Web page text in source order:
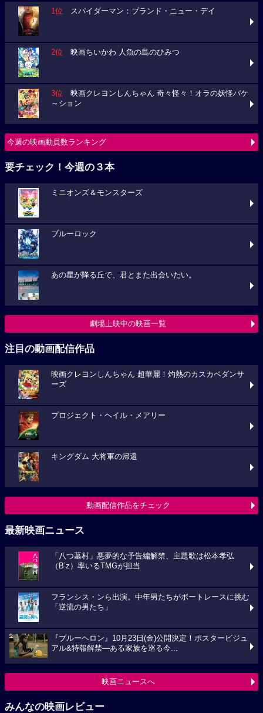
1位 スパイダーマン：ブランド・ニュー・デイ
2位 映画ちいかわ 人魚の島のひみつ
3位 映画クレヨンしんちゃん 奇々怪々！オラの妖怪バケ
～ション
今週の映画動員数ランキング
要チェック！今週の３本
ミニオンズ＆モンスターズ
ブルーロック
あの星が降る丘で、君とまた出会いたい。
劇場上映中の映画一覧
注目の動画配信作品
映画クレヨンしんちゃん 超華麗！灼熱のカスカベダンサ
ーズ
プロジェクト・ヘイル・メアリー
キングダム 大将軍の帰還
動画配信作品をチェック
最新映画ニュース
「八つ墓村」悪夢的な予告編解禁、主題歌は松本孝弘
（B’z）率いるTMGが担当
フランシス・ンら出演。中年男たちがボートレースに挑む
「逆流の男たち」
『ブルーヘロン』10月23日(金)公開決定！ポスタービジュ
アル&特報解禁―ある家族を巡る今...
映画ニュースへ
みんなの映画レビュー